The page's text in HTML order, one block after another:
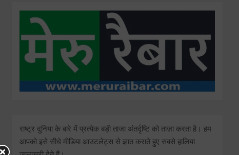
राष्ट्र दुनिया के बारे में प्रत्येक बड़ी ताजा अंतर्दृष्टि को ताज़ा करता है। हम
आपको इसे सीधे मीडिया आउटलेट्स से ज्ञात कराते हुए सबसे हालिया